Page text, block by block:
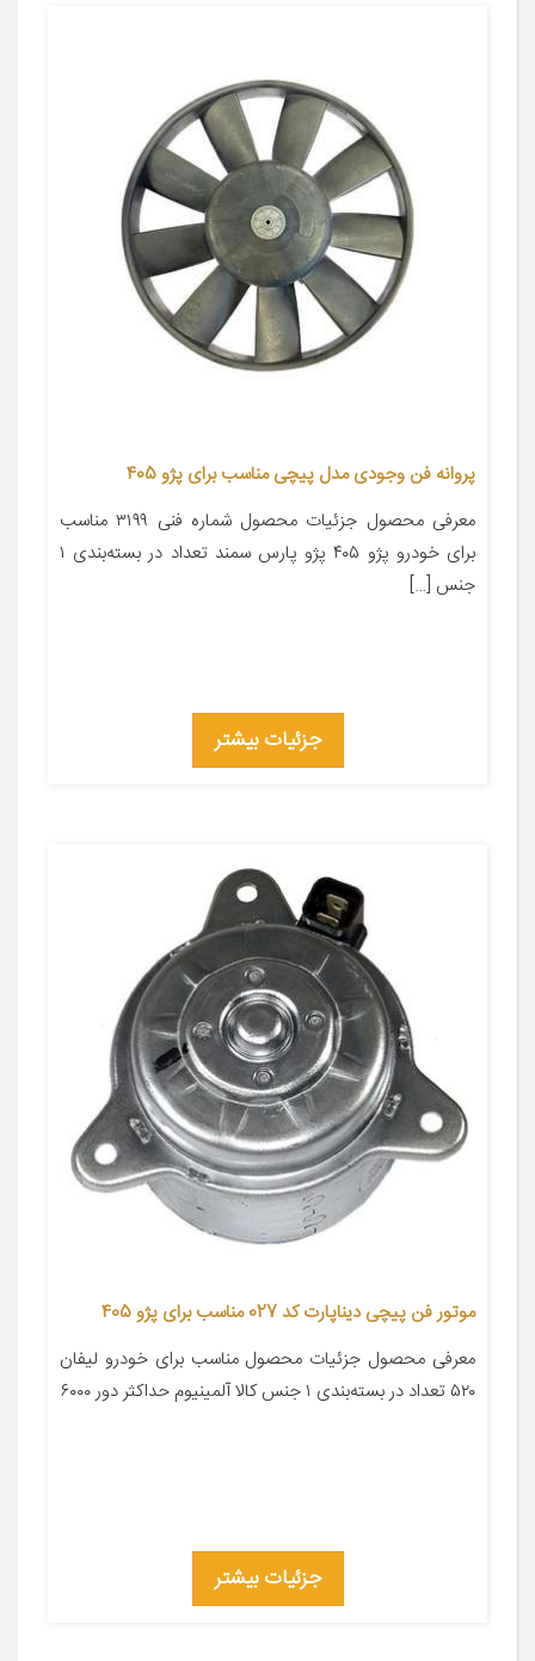
پروانه فن وجودی مدل پیچی مناسب برای پژو 405
معرفی محصول جزئیات محصول شماره فنی ۳۱۹۹ مناسب
برای خودرو پژو ۴۰۵ پژو پارس سمند تعداد در بسته‌بندی ۱
جنس […]
جزئیات بیشتر
موتور فن پیچی دیناپارت کد 027 مناسب برای پژو 405
معرفی محصول جزئیات محصول مناسب برای خودرو لیفان
۵۲۰ تعداد در بسته‌بندی ۱ جنس کالا آلمینیوم حداکثر دور ۶۰۰۰
جزئیات بیشتر